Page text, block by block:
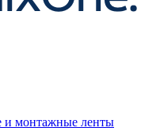
и монтажные ленты